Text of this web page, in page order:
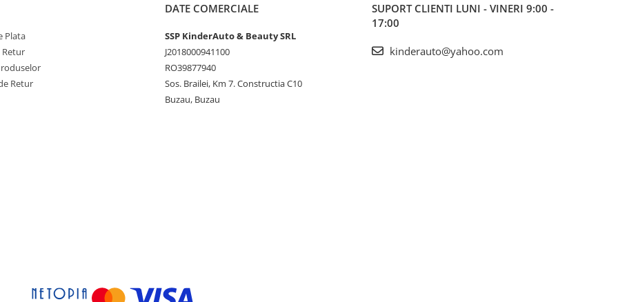
Plata
Retur
Retur
DATE COMERCIALE
SSP KinderAuto & Beauty SRL
J2018000941100
RO39877940
Sos. Brailei, Km 7. Constructia C10
Buzau, Buzau
SUPORT CLIENTI LUNI - VINERI 9:00 -
17:00
kinderauto@yahoo.com